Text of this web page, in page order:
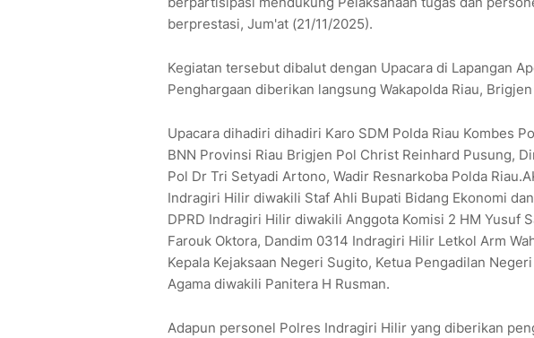
berprestasi, Jum'at (21/11/2025).
Kegiatan tersebut dibalut dengan Upacara di Lapangan
Penghargaan diberikan langsung Wakapolda Riau,
Upacara dihadiri dihadiri Karo SDM Polda Riau Kombes
BNN Provinsi Riau Brigjen Pol Christ Reinhard Pusung,
Pol Dr Tri Setyadi Artono, Wadir Resnarkoba Polda
Indragiri Hilir diwakili Staf Ahli Bupati Bidang Ekonomi
DPRD Indragiri Hilir diwakili Anggota Komisi 2 HM Yusuf
Farouk Oktora, Dandim 0314 Indragiri Hilir Letkol Arm
Kepala Kejaksaan Negeri Sugito, Ketua Pengadilan
Agama diwakili Panitera H Rusman.
Adapun personel Polres Indragiri Hilir yang diberikan